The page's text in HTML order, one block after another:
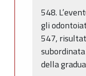
548.
gli
547,
della